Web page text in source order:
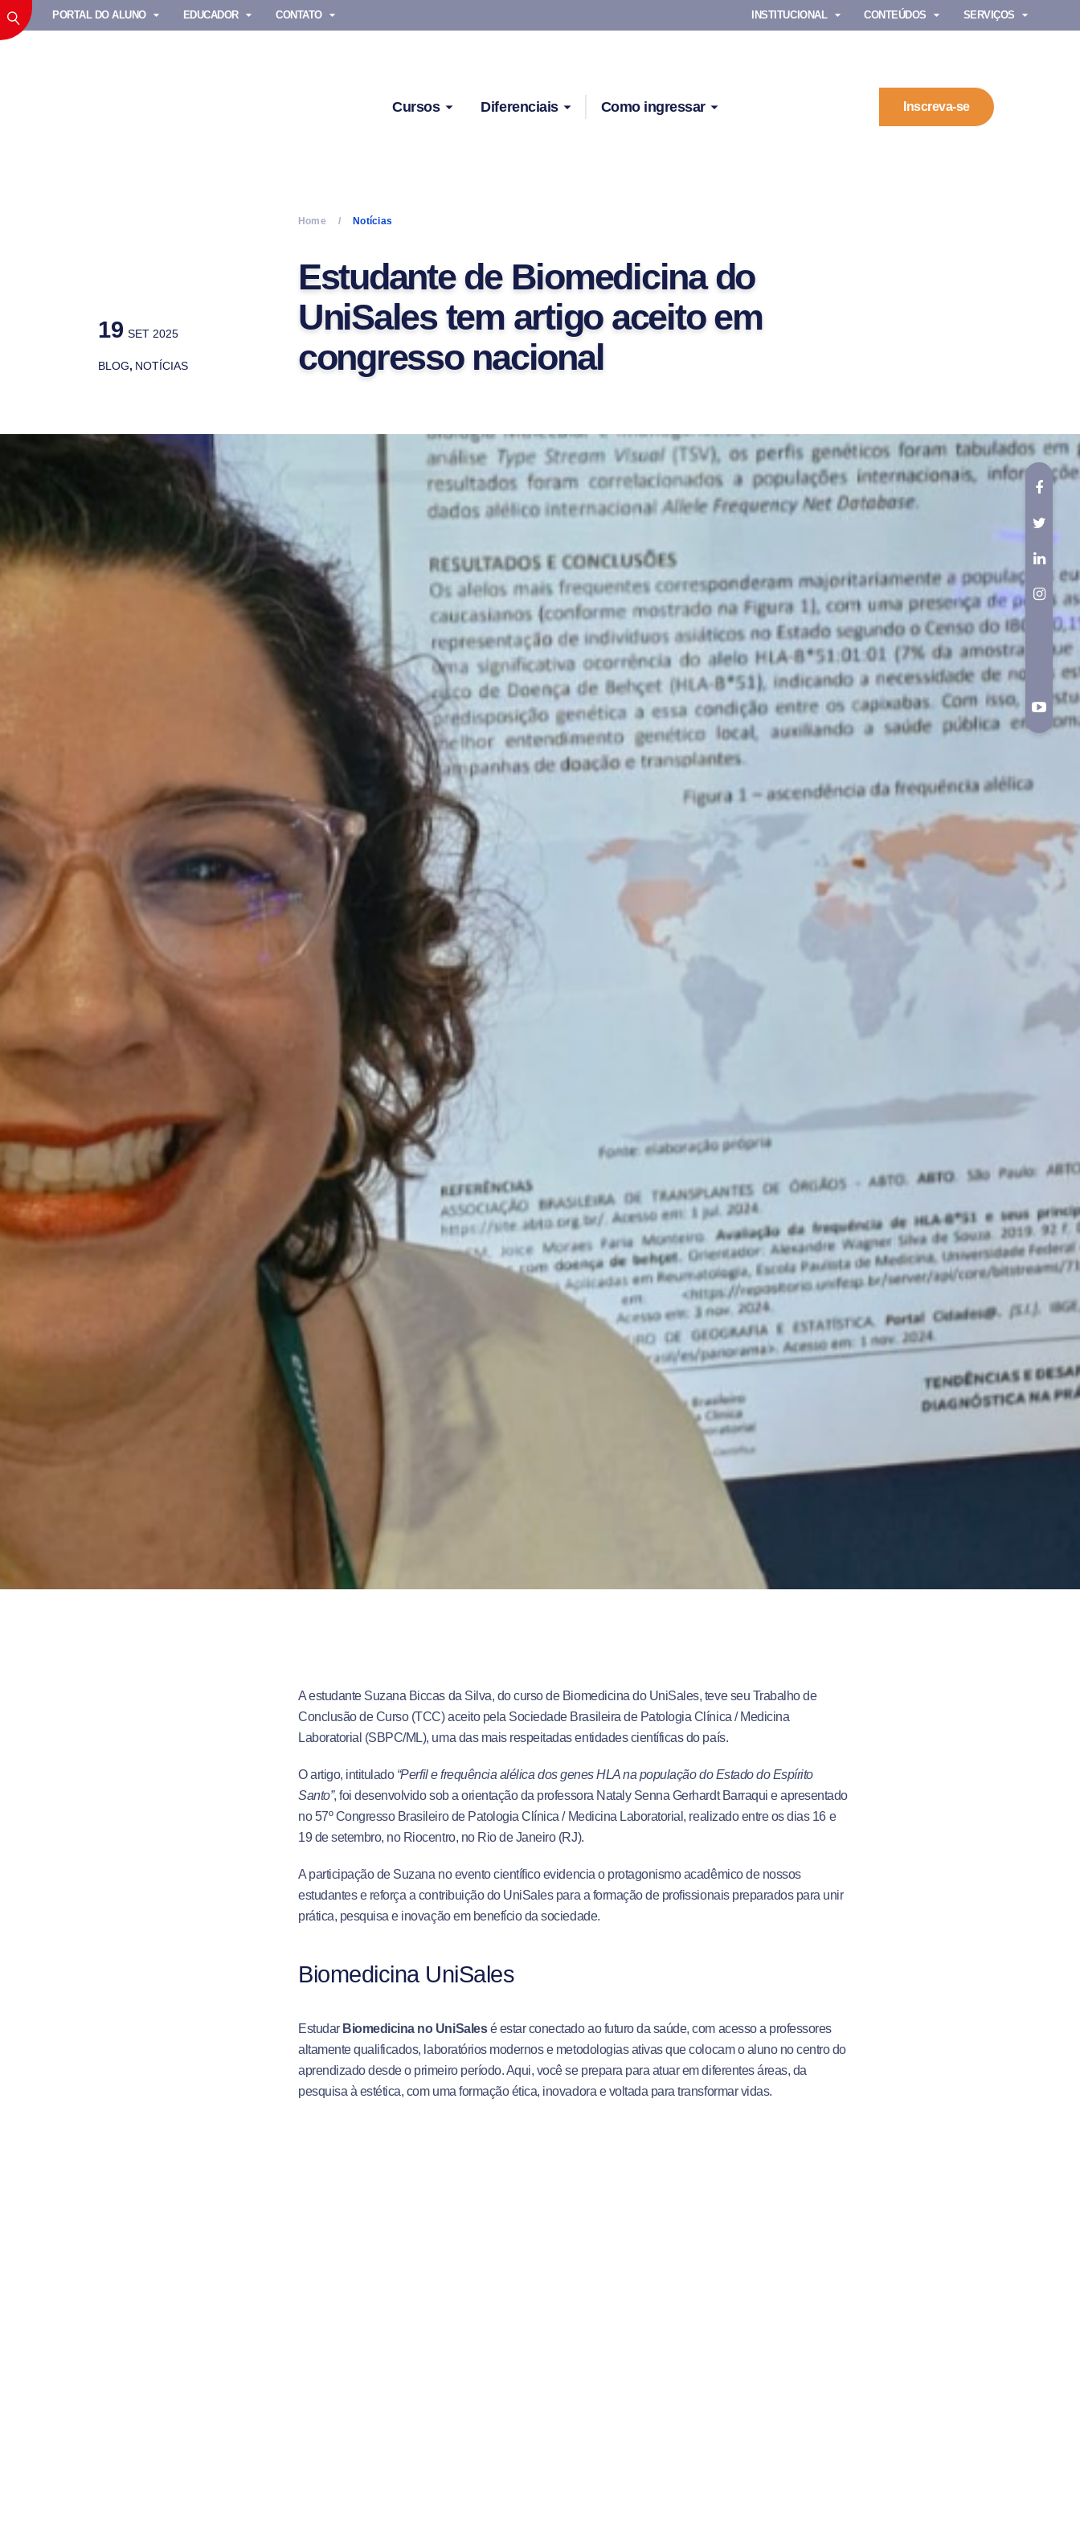
PORTAL DO ALUNO EDUCADOR CONTATO INSTITUCIONAL CONTEÚDOS SERVIÇOS
Cursos Diferenciais Como ingressar Inscreva-se
19 SET 2025
BLOG, NOTÍCIAS
Home Notícias
Estudante de Biomedicina do
UniSales tem artigo aceito em
congresso nacional
A estudante Suzana Biccas da Silva, do curso de Biomedicina do UniSales, teve seu Trabalho de
Conclusão de Curso (TCC) aceito pela Sociedade Brasileira de Patologia Clínica / Medicina
Laboratorial (SBPC/ML), uma das mais respeitadas entidades científicas do país.
O artigo, intitulado “Perfil e frequência alélica dos genes HLA na população do Estado do Espírito
Santo”, foi desenvolvido sob a orientação da professora Nataly Senna Gerhardt Barraqui e apresentado
no 57º Congresso Brasileiro de Patologia Clínica / Medicina Laboratorial, realizado entre os dias 16 e
19 de setembro, no Riocentro, no Rio de Janeiro (RJ).
A participação de Suzana no evento científico evidencia o protagonismo acadêmico de nossos
estudantes e reforça a contribuição do UniSales para a formação de profissionais preparados para unir
prática, pesquisa e inovação em benefício da sociedade.
Biomedicina UniSales
Estudar Biomedicina no UniSalesé estar conectado ao futuro da saúde, com acesso a professores
altamente qualificados, laboratórios modernos e metodologias ativas que colocam o aluno no centro do
aprendizado desde o primeiro período. Aqui, você se prepara para atuar em diferentes áreas, da
pesquisa à estética, com uma formação ética, inovadora e voltada para transformar vidas.